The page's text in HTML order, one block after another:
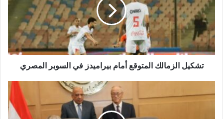
ك
ت
ر
تشكيل الزمالك المتوقع أمام بيراميدز في السوبر المصري